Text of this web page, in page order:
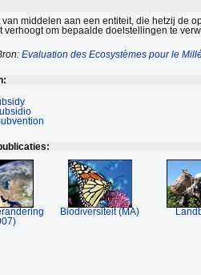
van middelen aan een entiteit, die hetzij de
verhoogt om bepaalde doelstellingen te
Evaluation des Ecosystèmes pour le
Biodiversiteit (MA)